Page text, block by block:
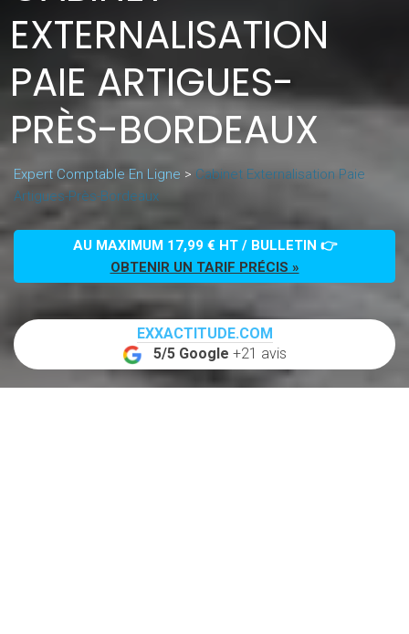
EXTERNALISATION
PAIE ARTIGUES-
PRÈS-BORDEAUX
Expert Comptable En Ligne > Cabinet Externalisation Paie
Artigues-Près-Bordeaux
AU MAXIMUM 17,99 € HT / BULLETIN 👉
OBTENIR UN TARIF PRÉCIS »
EXXACTITUDE.COM
5/5 Google +21 avis